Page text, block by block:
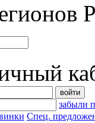
войти
забыли
Спец.